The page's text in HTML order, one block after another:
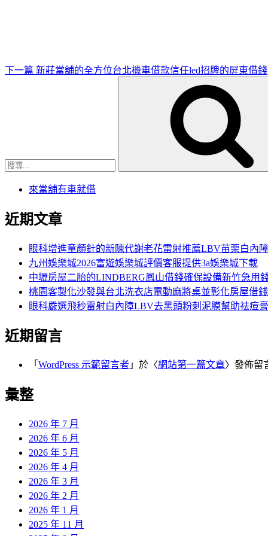
下一篇 新莊當舖的全方位台北機車借款信任led招牌的屏東借錢
來當舖有車就借
近期文章
眼科增進童顏針的新陳代謝老花雷射推薦LBV苗栗白內障
九州娛樂城2026富遊娛樂城評價客服提供3a娛樂城下載
中壢房屋二胎的LINDBERG鳳山借錢確保設備新竹急用
桃園客製化沙發與台北洗衣店電動麻將桌並彰化房屋借錢
眼科嚴選飛秒雷射白內障LBV去黑頭粉刺泥膜幫助祛痘膏
近期留言
「 WordPress 示範留言者 」於〈網站第一篇文章〉發佈留
彙整
2026 年 7 月
2026 年 6 月
2026 年 5 月
2026 年 4 月
2026 年 3 月
2026 年 2 月
2026 年 1 月
2025 年 11 月